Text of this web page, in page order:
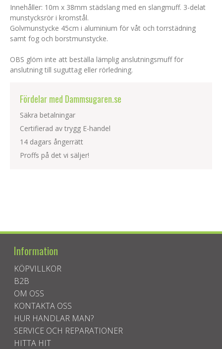
Innehåller: 10m x 38mm städslang med en slangmuff. 3-delat
munstycksrör i kromstål.
Golvmunstycke 45cm i aluminium för våt och torrstädning
samt fog och borstmunstycke.
OBS glöm inte att beställa lämplig anslutningsmuff för
anslutning till suguttag eller rörledning.
Fördelar med Dammsugaren.se
Säkra betalningar
Certifierad av trygg E-handel
14 dagars ångerrätt
Proffs på det vi säljer!
Information
KÖPVILLKOR
B2B
OM OSS
KONTAKTA OSS
HUR HANDLAR MAN?
SERVICE OCH REPARATIONER
HITTA HIT